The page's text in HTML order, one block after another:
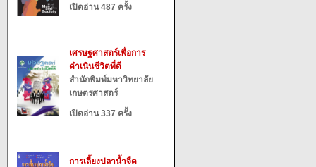
เปิดอ่าน 487 ครั้ง
เศรษฐศาสตร์เพื่อการ
ดำเนินชีวิตที่ดี
สำนักพิมพ์มหาวิทยาลัย
เกษตรศาสตร์
เปิดอ่าน 337 ครั้ง
การเลี้ยงปลาน้ำจืด